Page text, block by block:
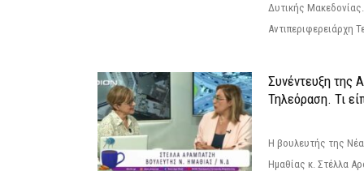
Δυτικής
Αντιπεριφερειάρχη
Συνέντευξη της
Τηλεόραση. Τι
Η βουλευτής της
Ημαθίας κ. Στέλλα